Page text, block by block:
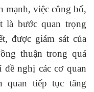
mạnh, việc công bố,
là bước quan trọng
được giám sát của
thuận trong quá
nghị các cơ quan
quan tiếp tục tăng